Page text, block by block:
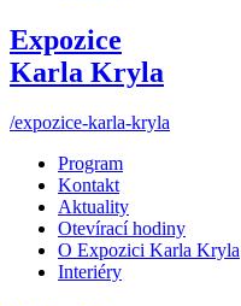
Expozice
Karla Kryla
/expozice-karla-kryla
Program
Kontakt
Aktuality
Otevírací hodiny
O Expozici Karla Kryla
Interiéry